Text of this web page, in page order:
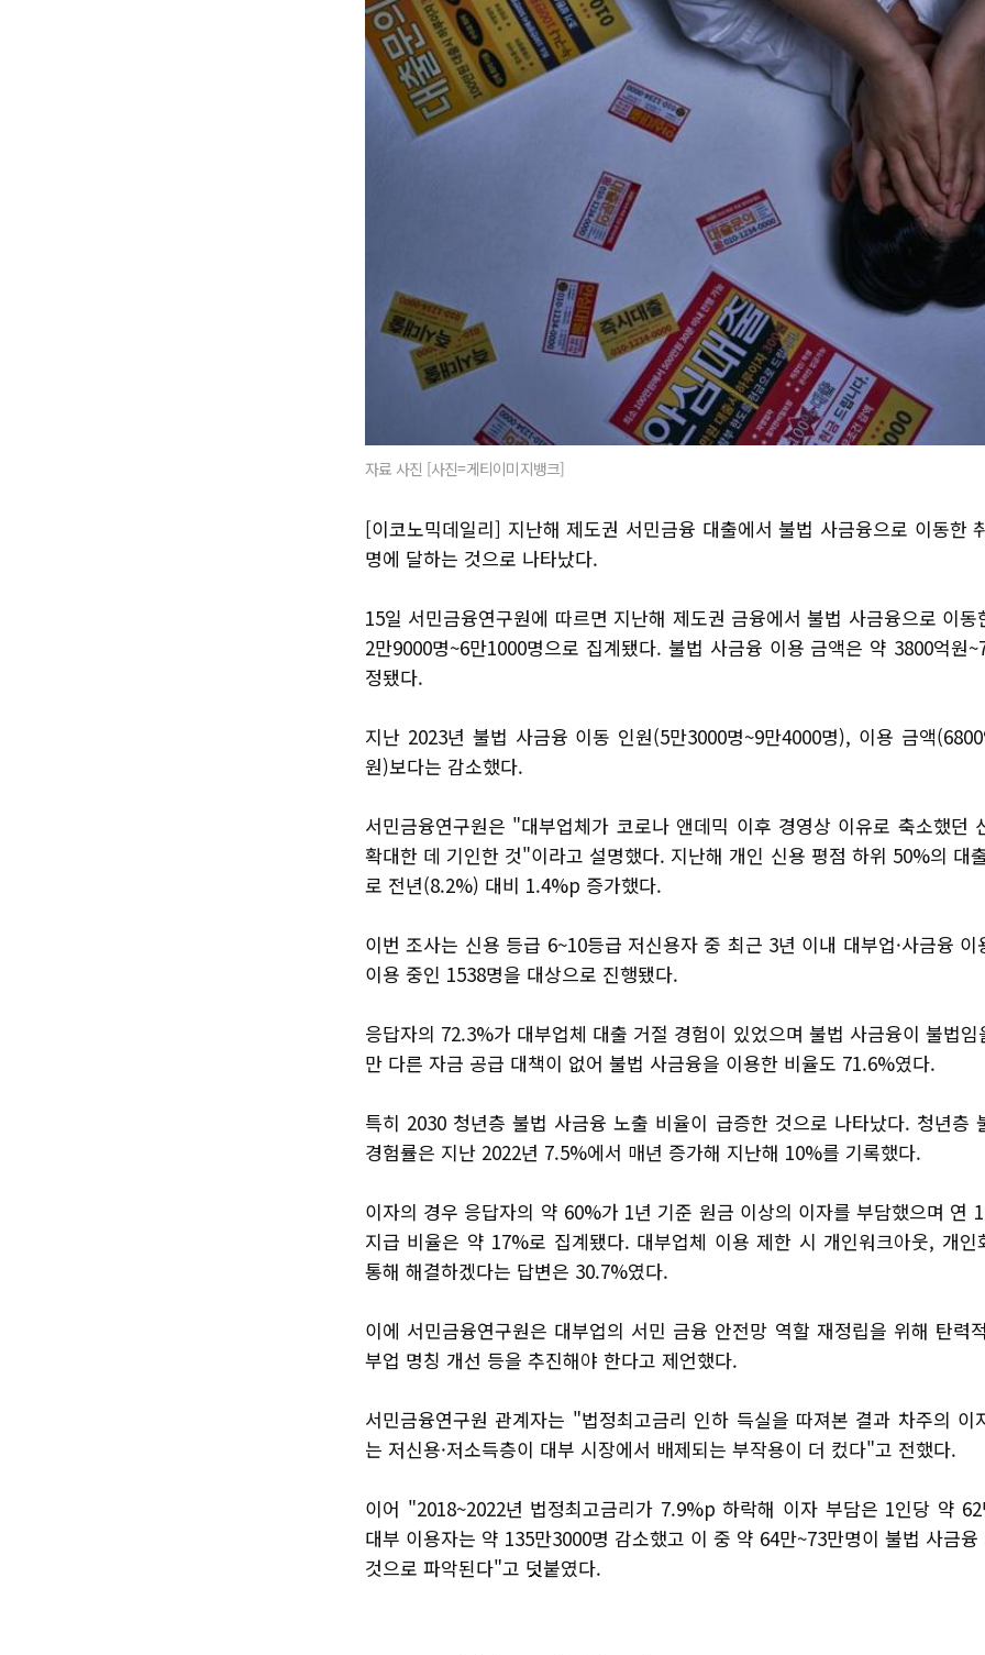
자료 사진 [사진=게티이미지뱅크]
[이코노믹데일리] 지난해 제도권 서민금융 대출에서 불법 사금융으로 이동한
명에 달하는 것으로 나타났다.
15일 서민금융연구원에 따르면 지난해 제도권 금융에서 불법 사금융으로 이동
2만9000명~6만1000명으로 집계됐다. 불법 사금융 이용 금액은 약 3800억원
정됐다.
지난 2023년 불법 사금융 이동 인원(5만3000명~9만4000명), 이용 금액(6800
원)보다는 감소했다.
서민금융연구원은 "대부업체가 코로나 앤데믹 이후 경영상 이유로 축소했던
확대한 데 기인한 것"이라고 설명했다. 지난해 개인 신용 평점 하위 50%의 대
로 전년(8.2%) 대비 1.4%p 증가했다.
이번 조사는 신용 등급 6~10등급 저신용자 중 최근 3년 이내 대부업·사금융
이용 중인 1538명을 대상으로 진행됐다.
응답자의 72.3%가 대부업체 대출 거절 경험이 있었으며 불법 사금융이 불법임
만 다른 자금 공급 대책이 없어 불법 사금융을 이용한 비율도 71.6%였다.
특히 2030 청년층 불법 사금융 노출 비율이 급증한 것으로 나타났다. 청년층
경험률은 지난 2022년 7.5%에서 매년 증가해 지난해 10%를 기록했다.
이자의 경우 응답자의 약 60%가 1년 기준 원금 이상의 이자를 부담했으며 연
지급 비율은 약 17%로 집계됐다. 대부업체 이용 제한 시 개인워크아웃, 개인
통해 해결하겠다는 답변은 30.7%였다.
이에 서민금융연구원은 대부업의 서민 금융 안전망 역할 재정립을 위해 탄력
부업 명칭 개선 등을 추진해야 한다고 제언했다.
서민금융연구원 관계자는 "법정최고금리 인하 득실을 따져본 결과 차주의 이
는 저신용·저소득층이 대부 시장에서 배제되는 부작용이 더 컸다"고 전했다.
이어 "2018~2022년 법정최고금리가 7.9%p 하락해 이자 부담은 1인당 약
대부 이용자는 약 135만3000명 감소했고 이 중 약 64만~73만명이 불법 사금
것으로 파악된다"고 덧붙였다.